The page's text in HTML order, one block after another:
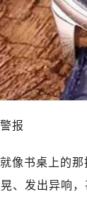
报
像书桌上的
、发出异响